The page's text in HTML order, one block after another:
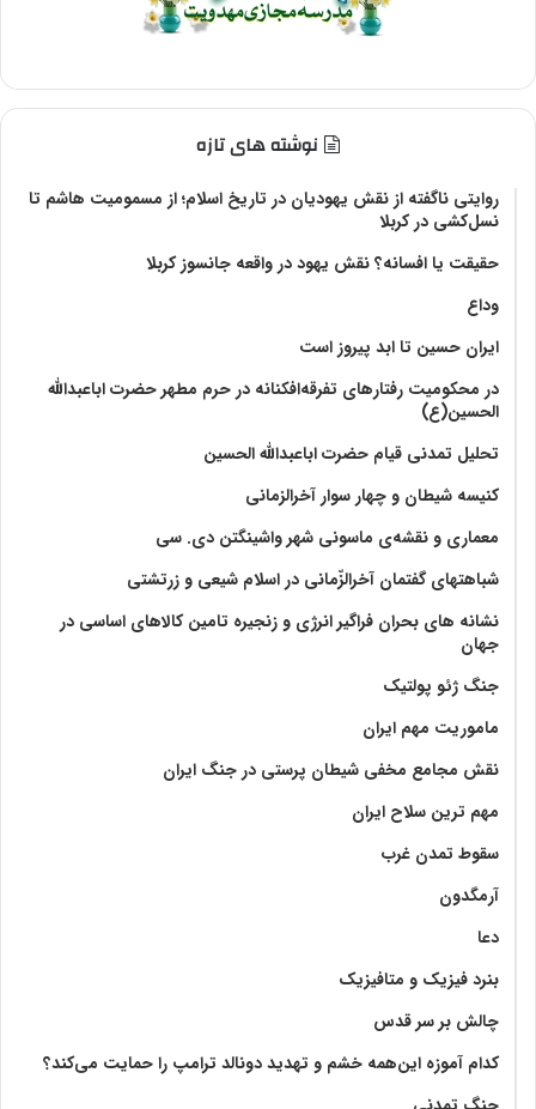
نوشته های تازه
روایتی ناگفته از نقش یهودیان در تاریخ اسلام؛ از مسمومیت هاشم تا
نسل‌کشی در کربلا
حقیقت یا افسانه؟‌ نقش یهود در واقعه جانسوز کربلا
وداع
ایران حسین تا ابد پیروز است
در محکومیت رفتارهای تفرقه‌افکنانه در حرم مطهر حضرت اباعبدالله
الحسین(ع)
تحلیل تمدنی قیام حضرت اباعبدالله الحسین
کنیسه شیطان و چهار سوار آخرالزمانی
معماری و نقشه‌ی ماسونی شهر واشينگتن دی. سی
شباهتهای گفتمان آخر‌الزّمانی در اسلام شیعی و زرتشتی
نشانه های بحران فراگیر انرژی و زنجیره تامین کالاهای اساسی در
جهان
جنگ ژئو پولتیک
ماموریت مهم ایران
نقش مجامع مخفی شیطان پرستی در جنگ ایران
مهم ترین سلاح ایران
سقوط تمدن غرب
آرمگدون
دعا
بنرد فیزیک و متافیزیک
چالش بر سر قدس
کدام آموزه این‌همه خشم و تهدید دونالد ترامپ را حمایت می‌کند؟